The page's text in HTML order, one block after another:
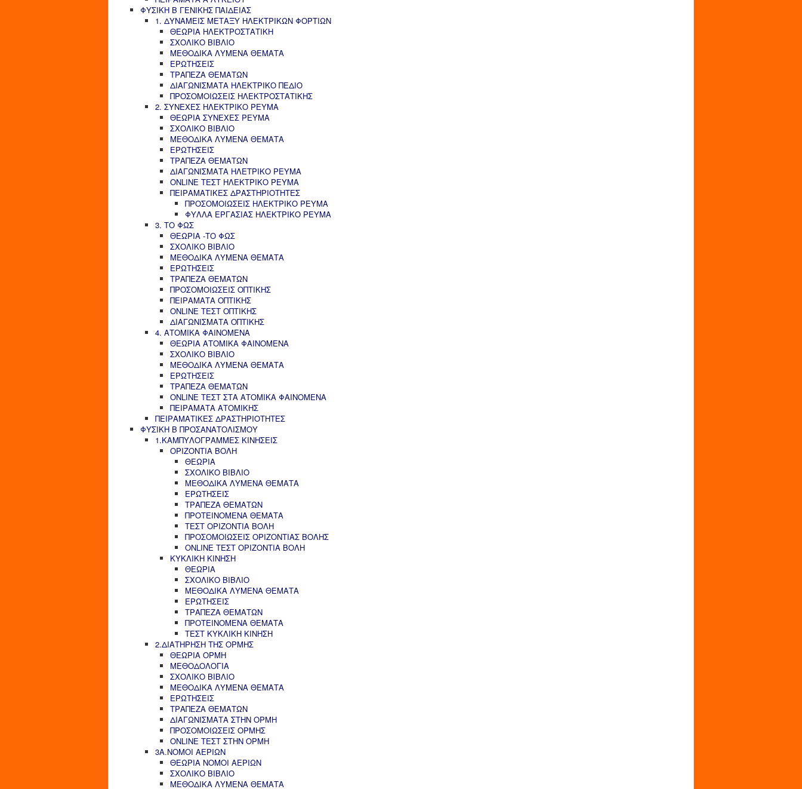
ΦΥΣΙΚΗ Β ΓΕΝΙΚΗΣ ΠΑΙΔΕΙΑΣ
1. ΔΥΝΑΜΕΙΣ ΜΕΤΑΞΥ ΗΛΕΚΤΡΙΚΩΝ ΦΟΡΤΙΩΝ
ΘΕΩΡΙΑ ΗΛΕΚΤΡΟΣΤΑΤΙΚΗ
ΣΧΟΛΙΚΟ ΒΙΒΛΙΟ
ΜΕΘΟΔΙΚΑ ΛΥΜΕΝΑ ΘΕΜΑΤΑ
ΕΡΩΤΗΣΕΙΣ
ΤΡΑΠΕΖΑ ΘΕΜΑΤΩΝ
ΔΙΑΓΩΝΙΣΜΑΤΑ ΗΛΕΚΤΡΙΚΟ ΠΕΔΙΟ
ΠΡΟΣΟΜΟΙΩΣΕΙΣ ΗΛΕΚΤΡΟΣΤΑΤΙΚΗΣ
2. ΣΥΝΕΧΕΣ ΗΛΕΚΤΡΙΚΟ ΡΕΥΜΑ
ΘΕΩΡΙΑ ΣΥΝΕΧΕΣ ΡΕΥΜΑ
ΣΧΟΛΙΚΟ ΒΙΒΛΙΟ
ΜΕΘΟΔΙΚΑ ΛΥΜΕΝΑ ΘΕΜΑΤΑ
ΕΡΩΤΗΣΕΙΣ
ΤΡΑΠΕΖΑ ΘΕΜΑΤΩΝ
ΔΙΑΓΩΝΙΣΜΑΤΑ ΗΛΕΤΡΙΚΟ ΡΕΥΜΑ
ONLINE ΤΕΣΤ ΗΛΕΚΤΡΙΚΟ ΡΕΥΜΑ
ΠΕΙΡΑΜΑΤΙΚΕΣ ΔΡΑΣΤΗΡΙΟΤΗΤΕΣ
ΠΡΟΣΟΜΟΙΩΣΕΙΣ ΗΛΕΚΤΡΙΚΟ ΡΕΥΜΑ
ΦΥΛΛΑ ΕΡΓΑΣΙΑΣ ΗΛΕΚΤΡΙΚΟ ΡΕΥΜΑ
3. ΤΟ ΦΩΣ
ΘΕΩΡΙΑ -ΤΟ ΦΩΣ
ΣΧΟΛΙΚΟ ΒΙΒΛΙΟ
ΜΕΘΟΔΙΚΑ ΛΥΜΕΝΑ ΘΕΜΑΤΑ
ΕΡΩΤΗΣΕΙΣ
ΤΡΑΠΕΖΑ ΘΕΜΑΤΩΝ
ΠΡΟΣΟΜΟΙΩΣΕΙΣ ΟΠΤΙΚΗΣ
ΠΕΙΡΑΜΑΤΑ ΟΠΤΙΚΗΣ
ONLINE ΤΕΣΤ ΟΠΤΙΚΗΣ
ΔΙΑΓΩΝΙΣΜΑΤΑ ΟΠΤΙΚΗΣ
4. ΑΤΟΜΙΚΑ ΦΑΙΝΟΜΕΝΑ
ΘΕΩΡΙΑ ΑΤΟΜΙΚΑ ΦΑΙΝΟΜΕΝΑ
ΣΧΟΛΙΚΟ ΒΙΒΛΙΟ
ΜΕΘΟΔΙΚΑ ΛΥΜΕΝΑ ΘΕΜΑΤΑ
ΕΡΩΤΗΣΕΙΣ
ΤΡΑΠΕΖΑ ΘΕΜΑΤΩΝ
ONLINE ΤΕΣΤ ΣΤΑ ΑΤΟΜΙΚΑ ΦΑΙΝΟΜΕΝΑ
ΠΕΙΡΑΜΑΤΑ ΑΤΟΜΙΚΗΣ
ΠΕΙΡΑΜΑΤΙΚΕΣ ΔΡΑΣΤΗΡΙΟΤΗΤΕΣ
ΦΥΣΙΚΗ Β ΠΡΟΣΑΝΑΤΟΛΙΣΜΟΥ
1.ΚΑΜΠΥΛΟΓΡΑΜΜΕΣ ΚΙΝΗΣΕΙΣ
ΟΡΙΖΟΝΤΙΑ ΒΟΛΗ
ΘΕΩΡΙΑ
ΣΧΟΛΙΚΟ ΒΙΒΛΙΟ
ΜΕΘΟΔΙΚΑ ΛΥΜΕΝΑ ΘΕΜΑΤΑ
ΕΡΩΤΗΣΕΙΣ
ΤΡΑΠΕΖΑ ΘΕΜΑΤΩΝ
ΠΡΟΤΕΙΝΟΜΕΝΑ ΘΕΜΑΤΑ
ΤΕΣΤ ΟΡΙΖΟΝΤΙΑ ΒΟΛΗ
ΠΡΟΣΟΜΟΙΩΣΕΙΣ ΟΡΙΖΟΝΤΙΑΣ ΒΟΛΗΣ
ONLINE ΤΕΣΤ ΟΡΙΖΟΝΤΙΑ ΒΟΛΗ
ΚΥΚΛΙΚΗ ΚΙΝΗΣΗ
ΘΕΩΡΙΑ
ΣΧΟΛΙΚΟ ΒΙΒΛΙΟ
ΜΕΘΟΔΙΚΑ ΛΥΜΕΝΑ ΘΕΜΑΤΑ
ΕΡΩΤΗΣΕΙΣ
ΤΡΑΠΕΖΑ ΘΕΜΑΤΩΝ
ΠΡΟΤΕΙΝΟΜΕΝΑ ΘΕΜΑΤΑ
ΤΕΣΤ ΚΥΚΛΙΚΗ ΚΙΝΗΣΗ
2.ΔΙΑΤΗΡΗΣΗ ΤΗΣ ΟΡΜΗΣ
ΘΕΩΡΙΑ ΟΡΜΗ
ΜΕΘΟΔΟΛΟΓΙΑ
ΣΧΟΛΙΚΟ ΒΙΒΛΙΟ
ΜΕΘΟΔΙΚΑ ΛΥΜΕΝΑ ΘΕΜΑΤΑ
ΕΡΩΤΗΣΕΙΣ
ΤΡΑΠΕΖΑ ΘΕΜΑΤΩΝ
ΔΙΑΓΩΝΙΣΜΑΤΑ ΣΤΗΝ ΟΡΜΗ
ΠΡΟΣΟΜΟΙΩΣΕΙΣ ΟΡΜΗΣ
ONLINE ΤΕΣΤ ΣΤΗΝ ΟΡΜΗ
3Α.ΝΟΜΟΙ ΑΕΡΙΩΝ
ΘΕΩΡΙΑ ΝΟΜΟΙ ΑΕΡΙΩΝ
ΣΧΟΛΙΚΟ ΒΙΒΛΙΟ
ΜΕΘΟΔΙΚΑ ΛΥΜΕΝΑ ΘΕΜΑΤΑ